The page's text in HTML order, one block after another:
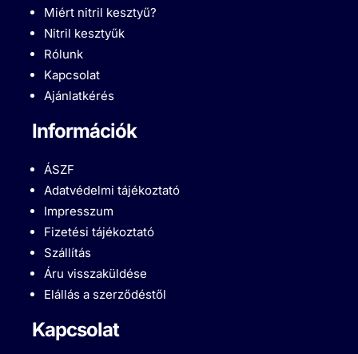
Miért nitril kesztyű?
Nitril kesztyűk
Rólunk
Kapcsolat
Ajánlatkérés
Információk
ÁSZF
Adatvédelmi tájékoztató
Impresszum
Fizetési tájékoztató
Szállítás
Áru visszaküldése
Elállás a szerződéstől
Kapcsolat